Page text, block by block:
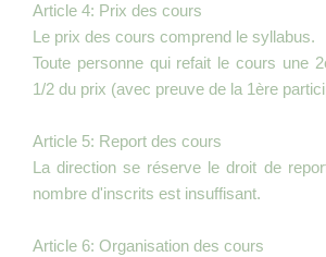
Article 4: Prix des cours
Le prix des cours comprend le syllabus.
Toute personne qui refait le cours une
1/2 du prix (avec preuve de la 1ère
Article 5: Report des cours
La direction se réserve le droit de
nombre d'inscrits est insuffisant.
Article 6: Organisation des cours